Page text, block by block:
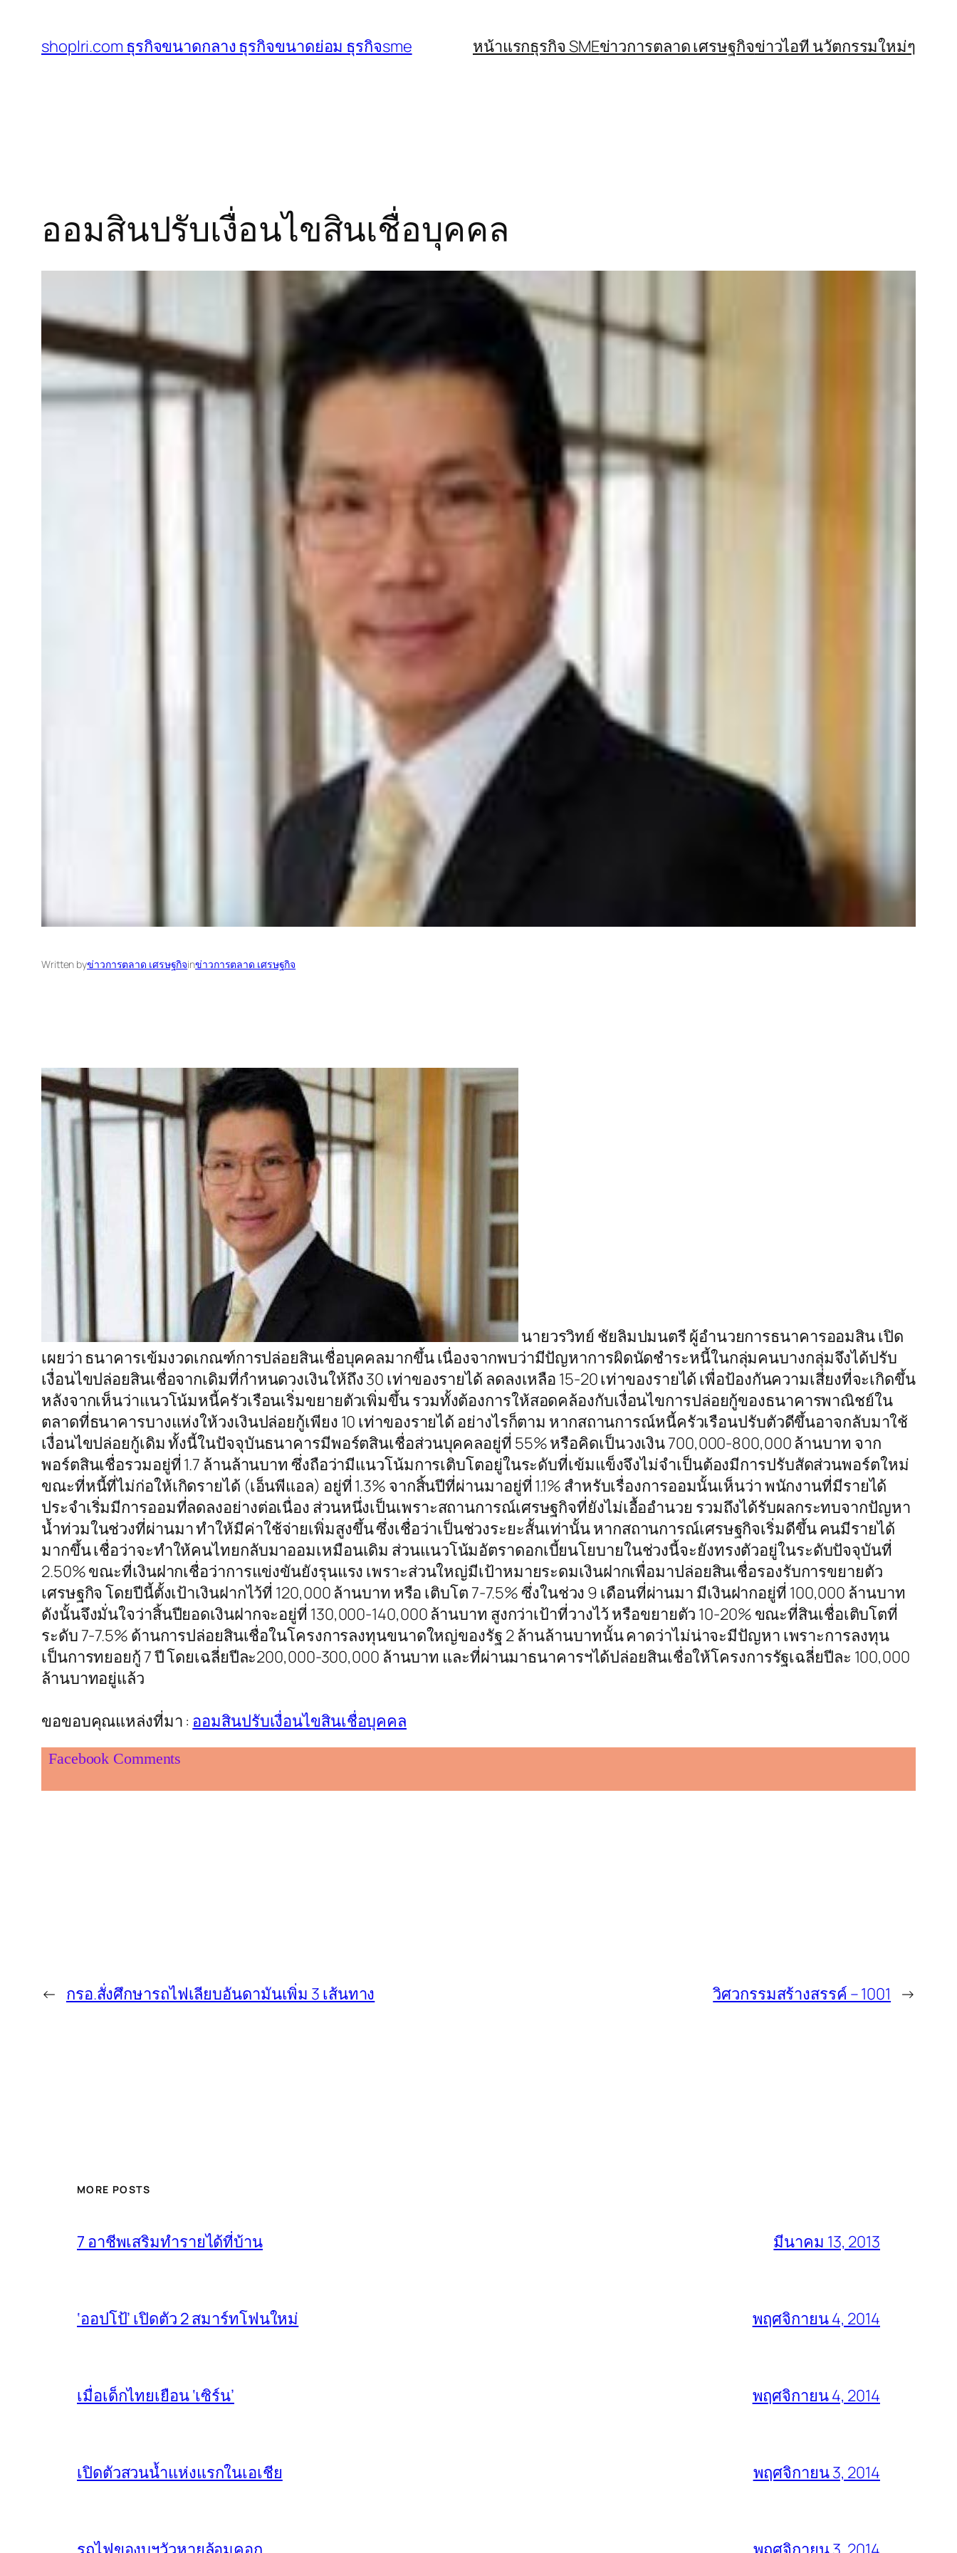
shoplri.com ธุรกิจขนาดกลาง ธุรกิจขนาดย่อม ธุรกิจsme หน้าแรกธุรกิจ SMEข่าวการตลาด เศรษฐกิจข่าวไอที นวัตกรรมใหม่ๆ
ออมสินปรับเงื่อนไขสินเชื่อบุคคล
Written byข่าวการตลาด เศรษฐกิจinข่าวการตลาด เศรษฐกิจ
นายวรวิทย์ ชัยลิมปมนตรี ผู้อำนวยการธนาคารออมสิน เปิด
เผยว่า ธนาคารเข้มงวดเกณฑ์การปล่อยสินเชื่อบุคคลมากขึ้น เนื่องจากพบว่ามีปัญหาการผิดนัดชำระหนี้ในกลุ่มคนบางกลุ่มจึงได้ปรับ
เงื่อนไขปล่อยสินเชื่อจากเดิมที่กำหนดวงเงินให้ถึง 30 เท่าของรายได้ ลดลงเหลือ 15-20 เท่าของรายได้ เพื่อป้องกันความเสี่ยงที่จะเกิดขึ้น
หลังจากเห็นว่าแนวโน้มหนี้ครัวเรือนเริ่มขยายตัวเพิ่มขึ้น รวมทั้งต้องการให้สอดคล้องกับเงื่อนไขการปล่อยกู้ของธนาคารพาณิชย์ใน
ตลาดที่ธนาคารบางแห่งให้วงเงินปล่อยกู้เพียง 10 เท่าของรายได้ อย่างไรก็ตาม หากสถานการณ์หนี้ครัวเรือนปรับตัวดีขึ้นอาจกลับมาใช้
เงื่อนไขปล่อยกู้เดิม ทั้งนี้ในปัจจุบันธนาคารมีพอร์ตสินเชื่อส่วนบุคคลอยู่ที่ 55% หรือคิดเป็นวงเงิน 700,000-800,000 ล้านบาท จาก
พอร์ตสินเชื่อรวมอยู่ที่ 1.7 ล้านล้านบาท ซึ่งถือว่ามีแนวโน้มการเติบโตอยู่ในระดับที่เข้มแข็งจึงไม่จำเป็นต้องมีการปรับสัดส่วนพอร์ตใหม่
ขณะที่หนี้ที่ไม่ก่อให้เกิดรายได้ (เอ็นพีแอล) อยู่ที่ 1.3% จากสิ้นปีที่ผ่านมาอยู่ที่ 1.1% สำหรับเรื่องการออมนั้นเห็นว่า พนักงานที่มีรายได้
ประจำเริ่มมีการออมที่ลดลงอย่างต่อเนื่อง ส่วนหนึ่งเป็นเพราะสถานการณ์เศรษฐกิจที่ยังไม่เอื้ออำนวย รวมถึงได้รับผลกระทบจากปัญหา
น้ำท่วมในช่วงที่ผ่านมา ทำให้มีค่าใช้จ่ายเพิ่มสูงขึ้น ซึ่งเชื่อว่าเป็นช่วงระยะสั้นเท่านั้น หากสถานการณ์เศรษฐกิจเริ่มดีขึ้น คนมีรายได้
มากขึ้น เชื่อว่าจะทำให้คนไทยกลับมาออมเหมือนเดิม ส่วนแนวโน้มอัตราดอกเบี้ยนโยบายในช่วงนี้จะยังทรงตัวอยู่ในระดับปัจจุบันที่
2.50% ขณะที่เงินฝากเชื่อว่าการแข่งขันยังรุนแรง เพราะส่วนใหญ่มีเป้าหมายระดมเงินฝากเพื่อมาปล่อยสินเชื่อรองรับการขยายตัว
เศรษฐกิจ โดยปีนี้ตั้งเป้าเงินฝากไว้ที่ 120,000 ล้านบาท หรือ เติบโต 7-7.5% ซึ่งในช่วง 9 เดือนที่ผ่านมา มีเงินฝากอยู่ที่ 100,000 ล้านบาท
ดังนั้นจึงมั่นใจว่าสิ้นปียอดเงินฝากจะอยู่ที่ 130,000-140,000 ล้านบาท สูงกว่าเป้าที่วางไว้ หรือขยายตัว 10-20% ขณะที่สินเชื่อเติบโตที่
ระดับ 7-7.5% ด้านการปล่อยสินเชื่อในโครงการลงทุนขนาดใหญ่ของรัฐ 2 ล้านล้านบาทนั้น คาดว่าไม่น่าจะมีปัญหา เพราะการลงทุน
เป็นการทยอยกู้ 7 ปี โดยเฉลี่ยปีละ200,000-300,000 ล้านบาท และที่ผ่านมาธนาคารฯได้ปล่อยสินเชื่อให้โครงการรัฐเฉลี่ยปีละ 100,000
ล้านบาทอยู่แล้ว
ขอขอบคุณแหล่งที่มา : ออมสินปรับเงื่อนไขสินเชื่อบุคคล
Facebook Comments
← กรอ.สั่งศึกษารถไฟเลียบอันดามันเพิ่ม 3 เส้นทาง วิศวกรรมสร้างสรรค์ – 1001 →
MORE POSTS
7 อาชีพเสริมทำรายได้ที่บ้าน มีนาคม 13, 2013
‘ออปโป้’ เปิดตัว 2 สมาร์ทโฟนใหม่ พฤศจิกายน 4, 2014
เมื่อเด็กไทยเยือน ‘เซิร์น’ พฤศจิกายน 4, 2014
เปิดตัวสวนน้ำแห่งแรกในเอเชีย พฤศจิกายน 3, 2014